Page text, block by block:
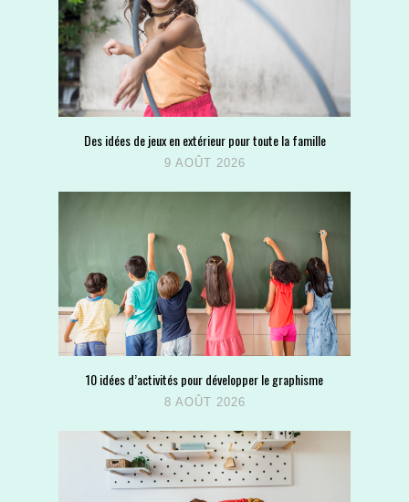
Des idées de jeux en extérieur pour toute la famille
9 AOÛT 2026
10 idées d’activités pour développer le graphisme
8 AOÛT 2026